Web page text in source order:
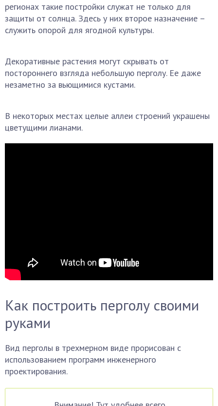
регионах такие постройки служат не только для
защиты от солнца. Здесь у них второе назначение –
служить опорой для ягодной культуры.
Декоративные растения могут скрывать от
постороннего взгляда небольшую перголу. Ее даже
незаметно за вьющимися кустами.
В некоторых местах целые аллеи строений украшены
цветущими лианами.
Как построить перголу своими
руками
Вид перголы в трехмерном виде прорисован с
использованием программ инженерного
проектирования.